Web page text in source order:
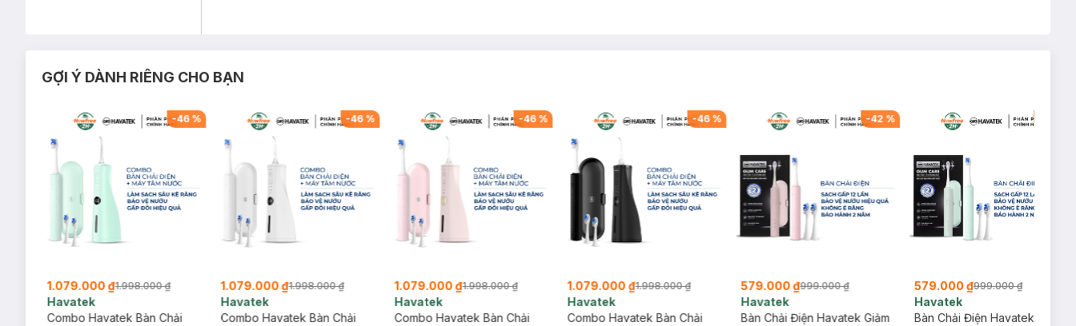
GỢI Ý DÀNH RIÊNG CHO BẠN
-42%
579.000 ₫999.000 ₫
Havatek
Bàn Chải Điện Havatek Giảm
579.000 ₫999.000 ₫
Havatek
Bàn Chải Điện Havatek Giảm
-46%
1.079.000 ₫1.998.000 ₫
Havatek
Combo Havatek Bàn Chải
-46%
1.079.000 ₫1.998.000 ₫
Havatek
Combo Havatek Bàn Chải
-46%
1.079.000 ₫1.998.000 ₫
Havatek
Combo Havatek Bàn Chải
-46%
1.079.000 ₫1.998.000 ₫
Havatek
Combo Havatek Bàn Chải